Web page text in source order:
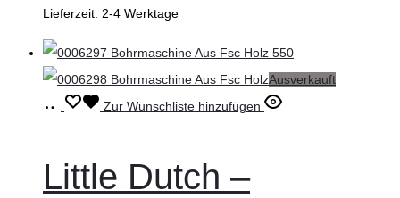
Lieferzeit: 2-4 Werktage
Ausverkauft
WeiterlesenZur Wunschliste hinzufügen
Little Dutch –